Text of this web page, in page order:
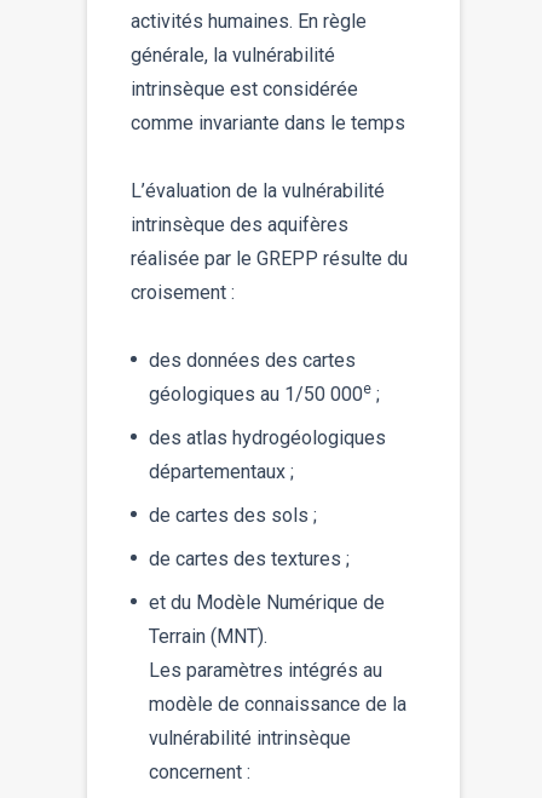
activités humaines. En règle
générale, la vulnérabilité
intrinsèque est considérée
comme invariante dans le temps
L’évaluation de la vulnérabilité
intrinsèque des aquifères
réalisée par le GREPP résulte du
croisement :
des données des cartes
géologiques au 1/50 000e ;
des atlas hydrogéologiques
départementaux ;
de cartes des sols ;
de cartes des textures ;
et du Modèle Numérique de
Terrain (MNT).
Les paramètres intégrés au
modèle de connaissance de la
vulnérabilité intrinsèque
concernent :